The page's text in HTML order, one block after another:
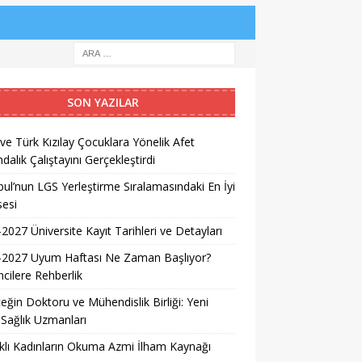
SON YAZILAR
Türk Kızılay Çocuklara Yönelik Afet
Çalıştayını Gerçekleştirdi
LGS Yerleştirme Sıralamasındaki En İyi
Üniversite Kayıt Tarihleri ve Detayları
Uyum Haftası Ne Zaman Başlıyor?
Rehberlik
Doktoru ve Mühendislik Birliği: Yeni
Uzmanları
Kadınların Okuma Azmi İlham Kaynağı